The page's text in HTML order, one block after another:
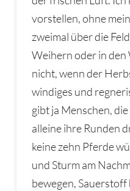
vorstellen, ohne
zweimal über die
Weihern oder in den
nicht, wenn der
windiges und
gibt ja Menschen,
alleine ihre Runden
keine zehn Pferde
und Sturm am
bewegen,